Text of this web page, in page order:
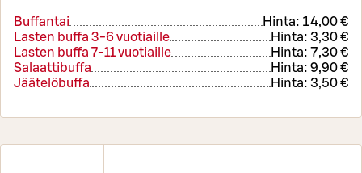
Buffantai Hinta: 14,00 €
Lasten buffa 3-6 vuotiaille
Hinta: 3,30 €
Lasten buffa 7-11 vuotiaille
Hinta: 7,30 €
Salaattibuffa
Hinta: 9,90 €
Jäätelöbuffa
Hinta: 3,50 €